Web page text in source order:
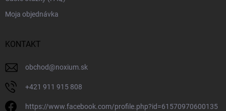
Moja objednávka
KONTAKT
obchod@noxium.sk
+421 911 915 808
https://www.facebook.com/profile.php?id=61570970600135